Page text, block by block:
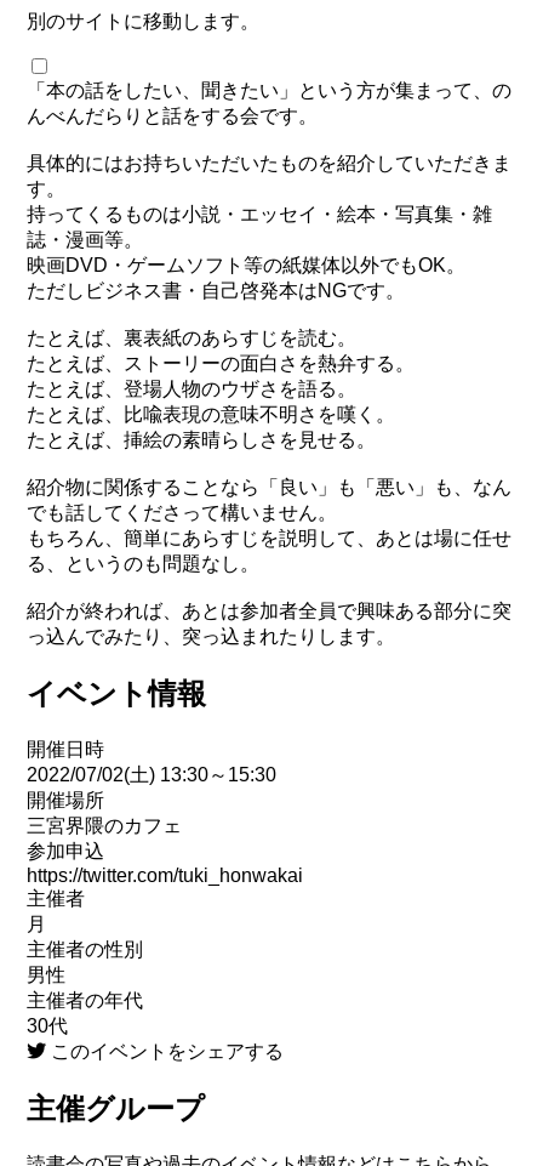
別のサイトに移動します。
「本の話をしたい、聞きたい」という方が集まって、の
んべんだらりと話をする会です。
具体的にはお持ちいただいたものを紹介していただきま
す。
持ってくるものは小説・エッセイ・絵本・写真集・雑
誌・漫画等。
映画DVD・ゲームソフト等の紙媒体以外でもOK。
ただしビジネス書・自己啓発本はNGです。
たとえば、裏表紙のあらすじを読む。
たとえば、ストーリーの面白さを熱弁する。
たとえば、登場人物のウザさを語る。
たとえば、比喩表現の意味不明さを嘆く。
たとえば、挿絵の素晴らしさを見せる。
紹介物に関係することなら「良い」も「悪い」も、なん
でも話してくださって構いません。
もちろん、簡単にあらすじを説明して、あとは場に任せ
る、というのも問題なし。
紹介が終われば、あとは参加者全員で興味ある部分に突
っ込んでみたり、突っ込まれたりします。
イベント情報
開催日時
2022/07/02(土) 13:30～15:30
開催場所
三宮界隈のカフェ
参加申込
https://twitter.com/tuki_honwakai
主催者
月
主催者の性別
男性
主催者の年代
30代
このイベントをシェアする
主催グループ